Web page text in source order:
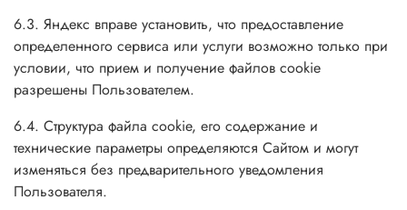
6.3. Яндекс вправе установить, что предоставление
определенного сервиса или услуги возможно только при
условии, что прием и получение файлов cookie
разрешены Пользователем.
6.4. Структура файла cookie, его содержание и
технические параметры определяются Сайтом и могут
изменяться без предварительного уведомления
Пользователя.